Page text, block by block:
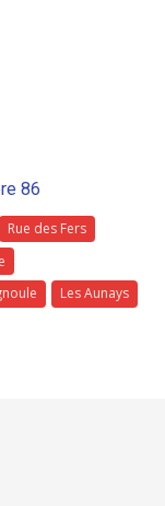
86
Rue des Fers
Les Aunays